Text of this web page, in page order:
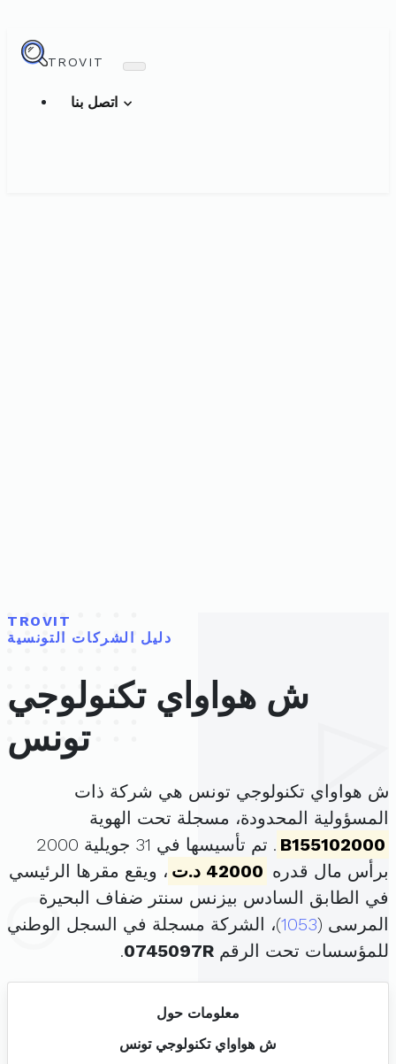
TROVIT
TROVIT
دليل الشركات التونسية
ش هواواي تكنولوجي
تونس
ش هواواي تكنولوجي تونس هي شركة ذات
المسؤولية المحدودة، مسجلة تحت الهوية
B155102000
. تم تأسيسها في 31 جويلية 2000
برأس مال قدره 42000 د.ت
، ويقع مقرها الرئيسي
في الطابق السادس بيزنس سنتر ضفاف البحيرة
المرسى (1053)، الشركة مسجلة في السجل الوطني
للمؤسسات تحت الرقم 0745097R
.
معلومات حول
ش هواواي تكنولوجي تونس